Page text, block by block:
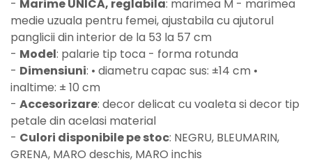
- Marime UNICA, reglabila: marimea M - marimea
medie uzuala pentru femei, ajustabila cu ajutorul
panglicii din interior de la 53 la 57 cm
- Model: palarie tip toca - forma rotunda
- Dimensiuni: • diametru capac sus: ±14 cm •
inaltime: ± 10 cm
- Accesorizare: decor delicat cu voaleta si decor tip
petale din acelasi material
- Culori disponibile pe stoc: NEGRU, BLEUMARIN,
GRENA, MARO deschis, MARO inchis